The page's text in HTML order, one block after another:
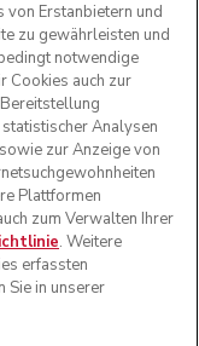
Erstanbietern und
zu gewährleisten und
notwendige
Cookies auch zur
Analysen
zur Anzeige von
Plattformen
zum Verwalten Ihrer
. Weitere
erfassten
Sie in unserer